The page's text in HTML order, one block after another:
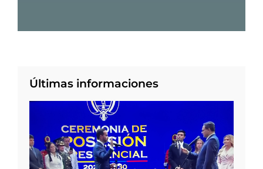
Últimas informaciones